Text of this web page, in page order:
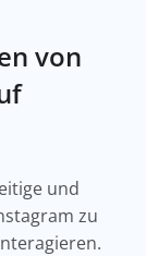
von
und
zu